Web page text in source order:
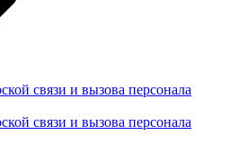
связи и вызова персонала
связи и вызова персонала